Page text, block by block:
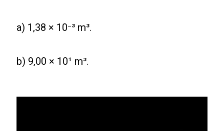
a) 1,38 × 10⁻³ m³.
b) 9,00 × 10¹ m³.